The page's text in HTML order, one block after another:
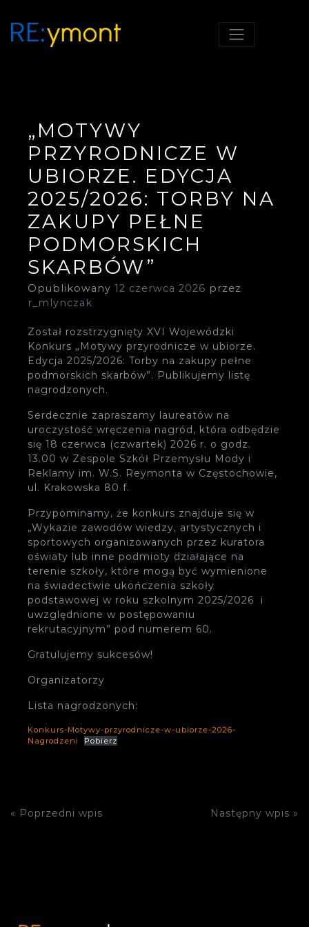
RE:YMONT
RE;YMONT, SZKOŁA Z
„MOTYWY
PRZYRODNICZE W
UBIORZE. EDYCJA
2025/2026: TORBY NA
ZAKUPY PEŁNE
PODMORSKICH
SKARBÓW”
Opublikowany 12 czerwca 2026 przez
r_mlynczak
Został rozstrzygnięty XVI Wojewódzki
Konkurs „Motywy przyrodnicze w ubiorze.
Edycja 2025/2026: Torby na zakupy pełne
podmorskich skarbów”. Publikujemy listę
nagrodzonych.
Serdecznie zapraszamy laureatów na
uroczystość wręczenia nagród, która odbędzie
się 18 czerwca (czwartek) 2026 r. o godz.
13.00 w Zespole Szkół Przemysłu Mody i
Reklamy im. W.S. Reymonta w Częstochowie,
ul. Krakowska 80 f.
Przypominamy, że konkurs znajduje się w
„Wykazie zawodów wiedzy, artystycznych i
sportowych organizowanych przez kuratora
oświaty lub inne podmioty działające na
terenie szkoły, które mogą być wymienione
na świadectwie ukończenia szkoły
podstawowej w roku szkolnym 2025/2026 i
uwzględnione w postępowaniu
rekrutacyjnym” pod numerem 60.
Gratulujemy sukcesów!
Organizatorzy
Lista nagrodzonych:
Konkurs-Motywy-przyrodnicze-w-ubiorze-2026-
Nagrodzeni
Pobierz
« Poprzedni wpis Następny wpis »